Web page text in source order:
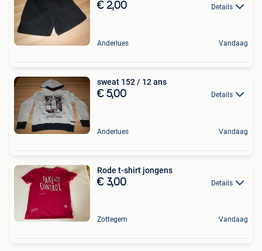
€ 2,00 Details
Anderlues Vandaag
sweat 152 / 12 ans
€ 5,00 Details
Anderlues Vandaag
Rode t-shirt jongens
€ 3,00 Details
Zottegem Vandaag